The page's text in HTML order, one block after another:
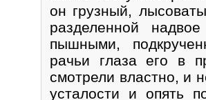
он грузный,
разделенной
пышными,
рачьи глаза его в
смотрели властно, и
усталости и опять